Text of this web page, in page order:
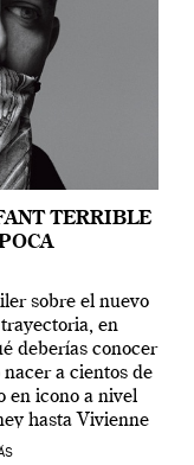
TERRIBLE
sobre el nuevo
en
deberías conocer
a cientos de
en icono a nivel
hasta Vivienne